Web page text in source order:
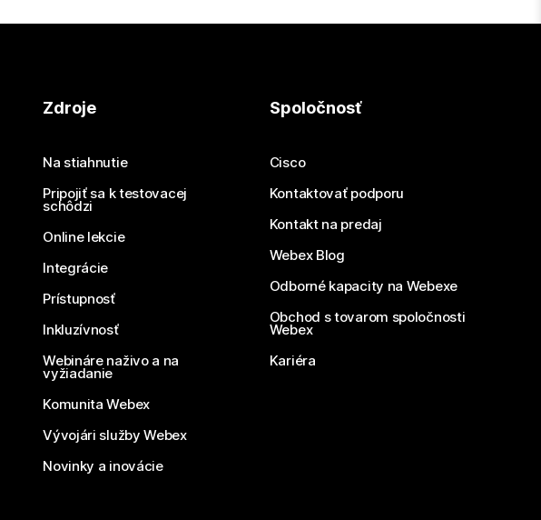
Zdroje
Na stiahnutie
Pripojiť sa k testovacej
schôdzi
Online lekcie
Integrácie
Prístupnosť
Inkluzívnosť
Webináre naživo a na
vyžiadanie
Komunita Webex
Vývojári služby Webex
Novinky a inovácie
Spoločnosť
Cisco
Kontaktovať podporu
Kontakt na predaj
Webex Blog
Odborné kapacity na Webexe
Obchod s tovarom spoločnosti
Webex
Kariéra